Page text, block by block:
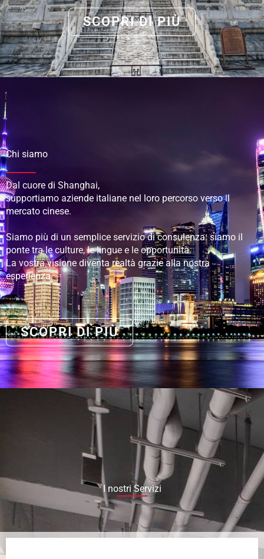
SCOPRI DI PIÙ
Chi siamo
Dal cuore di Shanghai,
supportiamo aziende italiane nel loro percorso verso il
mercato cinese.
Siamo più di un semplice servizio di consulenza: siamo il
ponte tra le culture, le lingue e le opportunità.
La vostra visione diventa realtà grazie alla nostra
esperienza.
SCOPRI DI PIÙ
I nostri Servizi